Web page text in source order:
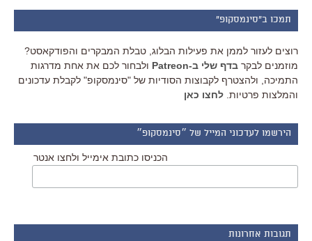
תמכו ב"סינמסקופ"
רוצים לעזור לממן את פעילות הבלוג, טבלת המבקרים והפודקאסט?
מוזמנים לבקר בדף שלי ב-Patreon
ולבחור לכם את אחת מדרגות
התמיכה, ולהצטרף לקבוצות הסודיות של "סינמסקופ" לקבלת עדכונים
והמלצות פרטיות. לחצו כאן
הירשמו לעדכוני המייל של ״סינמסקופ״
הכניסו כתובת אימייל ולחצו אנטר
תגובות אחרונות